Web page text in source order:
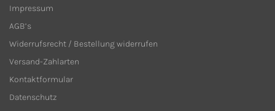
Impressum
AGB’s
Widerrufsrecht / Bestellung widerrufen
Versand-Zahlarten
Kontaktformular
Datenschutz